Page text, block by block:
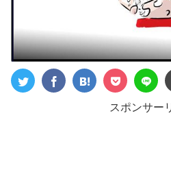
スポンサー